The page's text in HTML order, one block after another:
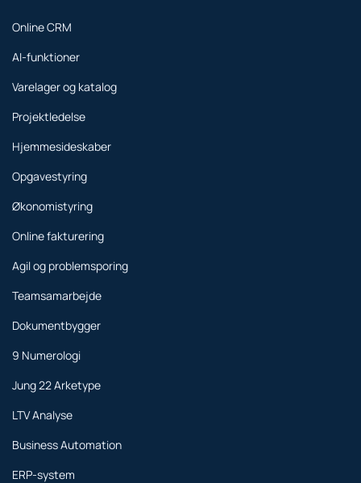
Online CRM
AI-funktioner
Varelager og katalog
Projektledelse
Hjemmesideskaber
Opgavestyring
Økonomistyring
Online fakturering
Agil og problemsporing
Teamsamarbejde
Dokumentbygger
9 Numerologi
Jung 22 Arketype
LTV Analyse
Business Automation
ERP-system